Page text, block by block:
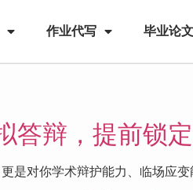
作业代写 毕业论
答辩，提前锁
是对你学术辩护能力、临场应